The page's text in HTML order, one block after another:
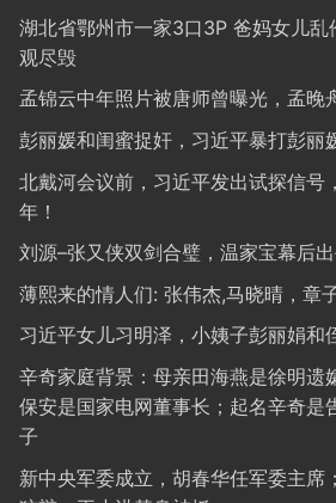
湖北省鄂州市一家3口3P 爸妈女儿乱
观尽毁
孟锦云中年照片被唐师曾曝光，孟晚
彭丽媛和闺蜜捉奸，习近平暴打彭丽
北戴河会议前，习近平发出试探信号
年！
刘源–张又侠双剑合璧，温家宝幕后
薄熙来的情人们: 张伟杰,马晓晴，章
习近平女儿习明泽，小姨子彭丽娟和
辛奇家庭背景：母亲田海燕是徐明遗
保安是国家电网董事长；起名辛奇是
子
新中央军委成立，胡春华任军委主席